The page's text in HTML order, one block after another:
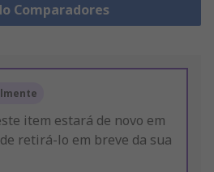
Comparadores
item estará de novo em
retirá-lo em breve da sua